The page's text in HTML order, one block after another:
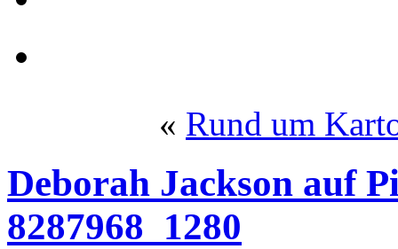
« Rund um
Deborah Jackson auf
8287968_1280